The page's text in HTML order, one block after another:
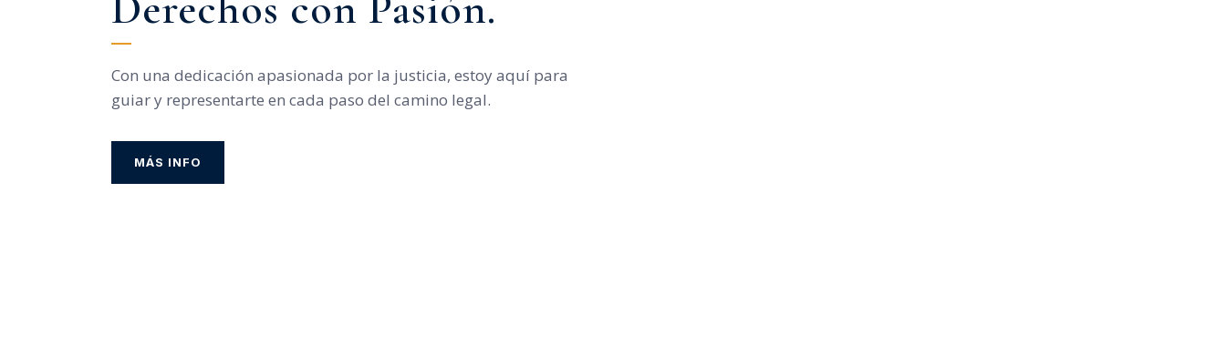
Con una dedicación apasionada por la justicia, estoy aquí para
guiar y representarte en cada paso del camino legal.
MÁS INFO